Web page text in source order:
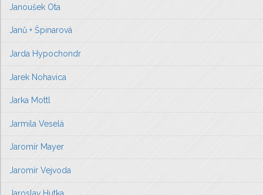
Janoušek Ota
Janů + Špinarová
Jarda Hypochondr
Jarek Nohavica
Jarka Mottl
Jarmila Veselá
Jaromír Mayer
Jaromír Vejvoda